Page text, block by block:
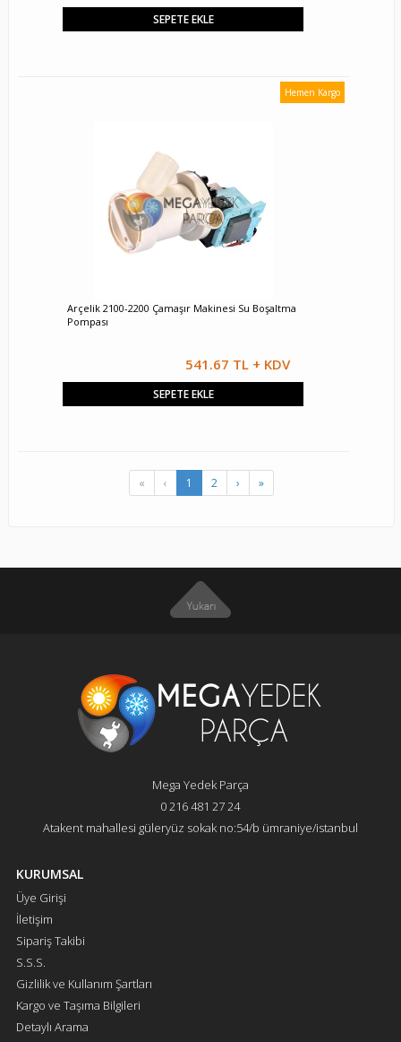
SEPETE EKLE
Hemen Kargo
Arçelik 2100-2200 Çamaşır Makinesi Su Boşaltma
Pompası
541.67 TL + KDV
SEPETE EKLE
« ‹ 1 2 › »
Mega Yedek Parça
0 216 481 27 24
Atakent mahallesi güleryüz sokak no:54/b ümraniye/istanbul
KURUMSAL
Üye Girişi
İletişim
Sipariş Takibi
S.S.S.
Gizlilik ve Kullanım Şartları
Kargo ve Taşıma Bilgileri
Detaylı Arama